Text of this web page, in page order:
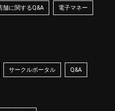
舗に関するQ&A 電子マネー
サークルポータル Q&A